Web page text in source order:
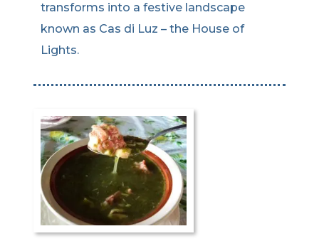
transforms into a festive landscape
known as Cas di Luz – the House of
Lights.